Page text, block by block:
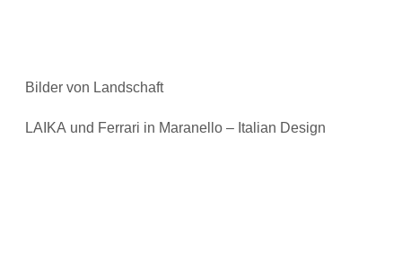
Bilder von Landschaft
LAIKA und Ferrari in Maranello – Italian Design